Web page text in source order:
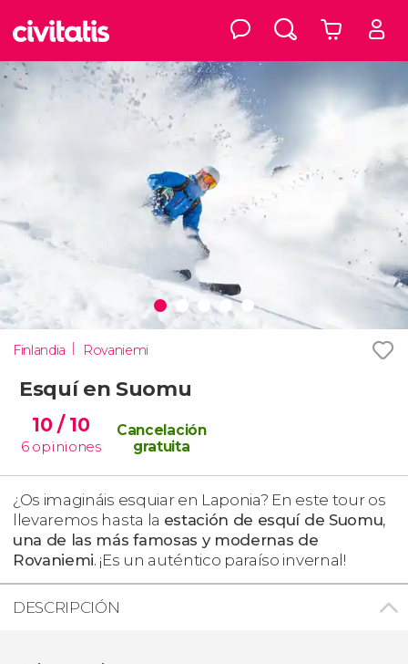
Finlandia Rovaniemi
Esquí en Suomu
10 / 10
6 opiniones
Cancelación
gratuita
¿Os imagináis esquiar en Laponia? En este tour os
llevaremos hasta la estación de esquí de Suomu,
una de las más famosas y modernas de
Rovaniemi. ¡Es un auténtico paraíso invernal!
DESCRIPCIÓN